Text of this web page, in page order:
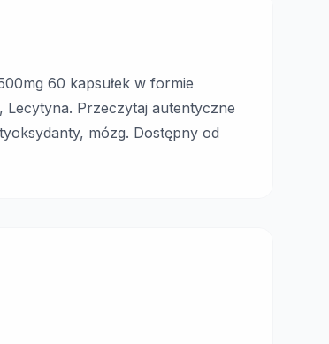
60 kapsułek w formie
Lecytyna. Przeczytaj autentyczne
mózg. Dostępny od